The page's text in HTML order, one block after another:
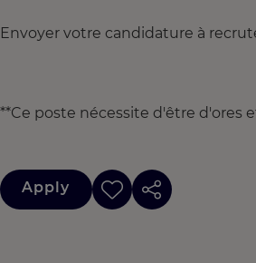
Envoyer votre candidature à
**Ce poste nécessite d'être d'ores
Apply